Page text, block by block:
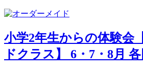
小学2年生からの体験会
ドクラス】 6・7・8月